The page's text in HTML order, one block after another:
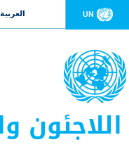
UN العربية
اللاجئون